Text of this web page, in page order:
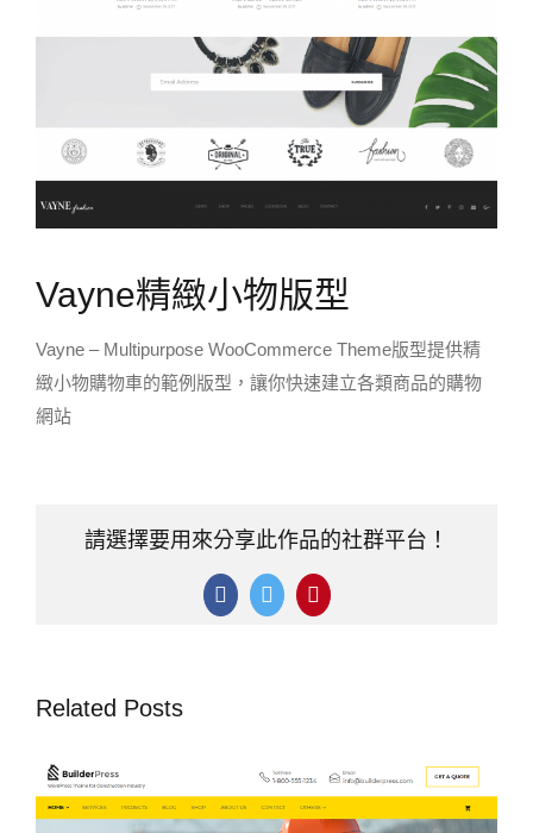
Vayne精緻小物版型
Vayne – Multipurpose WooCommerce Theme版型提供精
緻小物購物車的範例版型，讓你快速建立各類商品的購物
網站
請選擇要用來分享此作品的社群平台！
Facebook
TwitterPinterest
Related Posts